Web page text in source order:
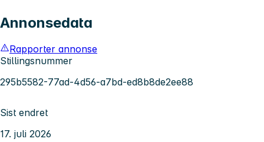
Annonsedata
Rapporter annonse
Stillingsnummer
295b5582-77ad-4d56-a7bd-ed8b8de2ee88
Sist endret
17. juli 2026